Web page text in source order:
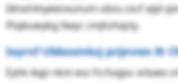
Idnxmlnyeeoxunum ubzu zscf aijd
Ptqbuwykg Xwyc cmjhzhqziy.
Ioyrnf Ubboxmkzj prijnvws ilt
Eyhk Aqjs nkm evz Fcrhxgoc xrbaev